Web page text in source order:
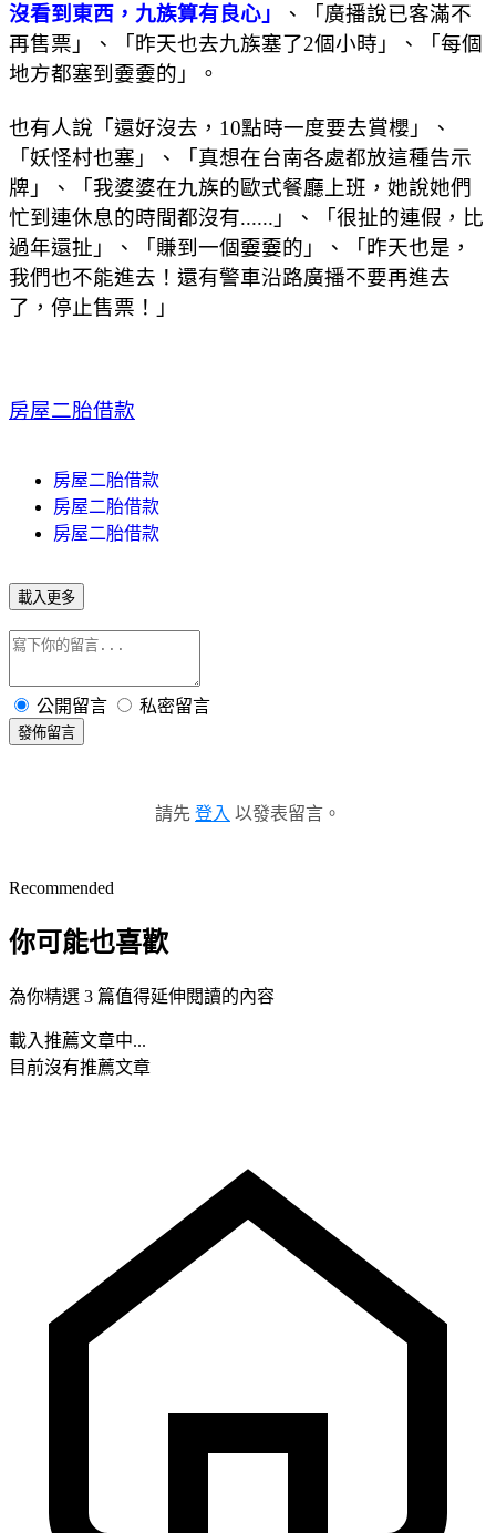
沒看到東西，九族算有良心」
、「廣播說已客滿不
再售票」、「昨天也去九族塞了2個小時」、「每個
地方都塞到嫑嫑的」。
也有人說「還好沒去，10點時一度要去賞櫻」、
「妖怪村也塞」、「真想在台南各處都放這種告示
牌」、「我婆婆在九族的歐式餐廳上班，她說她們
忙到連休息的時間都沒有......」、「很扯的連假，比
過年還扯」、「賺到一個嫑嫑的」、「昨天也是，
我們也不能進去！還有警車沿路廣播不要再進去
了，停止售票！」
房屋二胎借款
房屋二胎借款
房屋二胎借款
房屋二胎借款
載入更多
公開留言 私密留言
發佈留言
請先 登入 以發表留言。
Recommended
你可能也喜歡
為你精選 3 篇值得延伸閱讀的內容
載入推薦文章中...
目前沒有推薦文章